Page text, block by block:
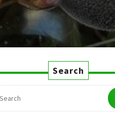
Search